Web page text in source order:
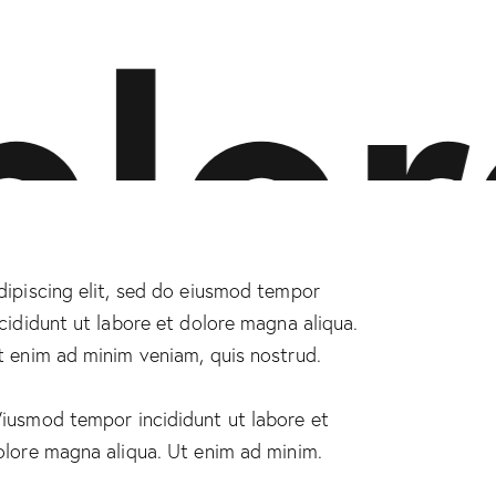
elit, sed do eiusmod tempor
ut labore et dolore magna aliqua.
enim ad minim veniam, quis nostrud.
tempor incididunt ut labore et
magna aliqua. Ut enim ad minim.